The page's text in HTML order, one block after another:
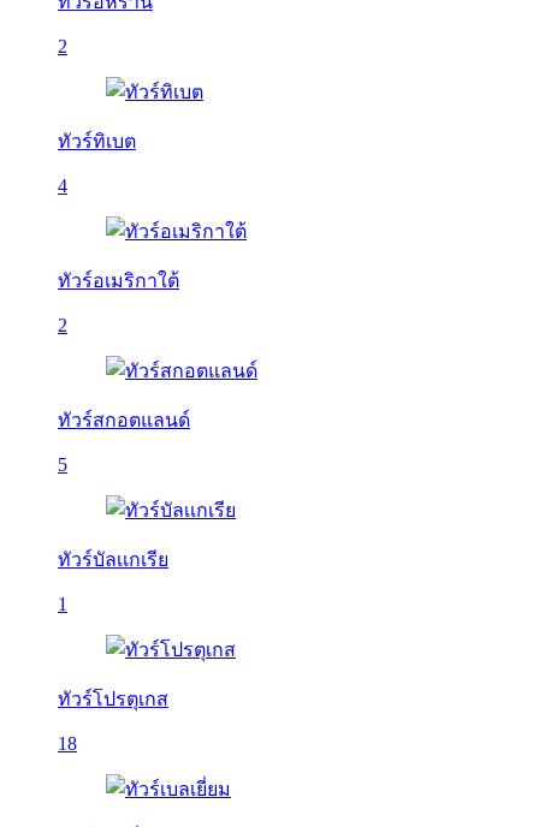
2
ทัวร์ทิเบต
4
ทัวร์อเมริกาใต้
2
ทัวร์สกอตแลนด์
5
ทัวร์บัลเเกเรีย
1
ทัวร์โปรตุเกส
18